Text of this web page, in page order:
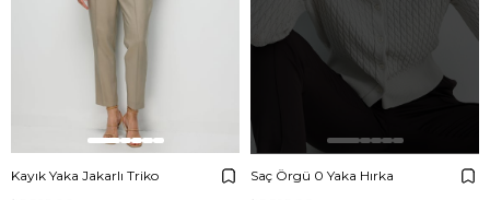
Kayık Yaka Jakarlı Triko Saç Örgü 0 Yaka Hırka